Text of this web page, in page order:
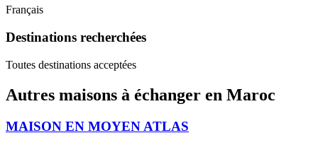
Français
Destinations recherchées
Toutes destinations acceptées
Autres maisons à échanger en Maroc
MAISON EN MOYEN ATLAS